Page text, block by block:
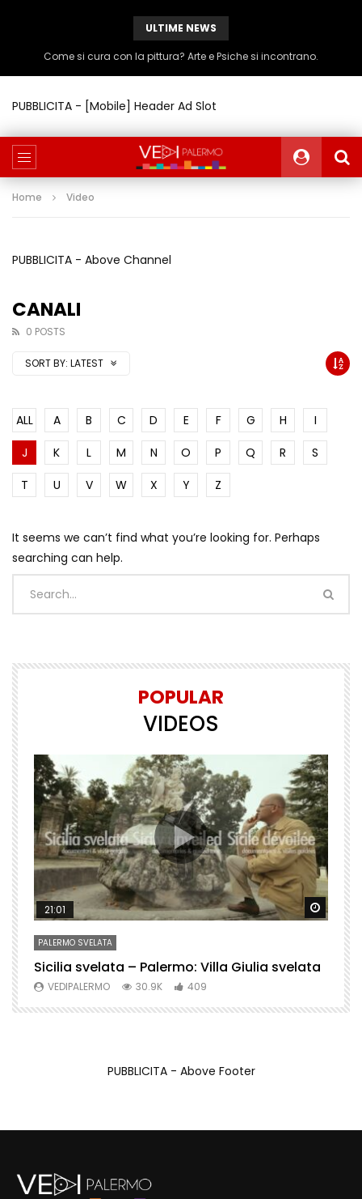
ULTIME NEWS
Come si cura con la pittura? Arte e Psiche si incontrano.
PUBBLICITA - [Mobile] Header Ad Slot
Home Video
PUBBLICITA - Above Channel
CANALI
0 POSTS
SORT BY: LATEST
ALL A B C D E F G H
I
J
K L M N O P Q R
S
T
U V W X Y Z
It seems we can’t find what you’re looking for. Perhaps
searching can help.
POPULAR
VIDEOS
Watch Later Watch
21:01
PALERMO SVELATA
Sicilia svelata – Palermo: Villa Giulia svelata
VEDIPALERMO 30.9K 409
PUBBLICITA - Above Footer